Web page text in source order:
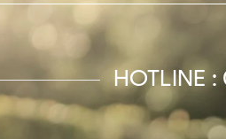
HOTLINE